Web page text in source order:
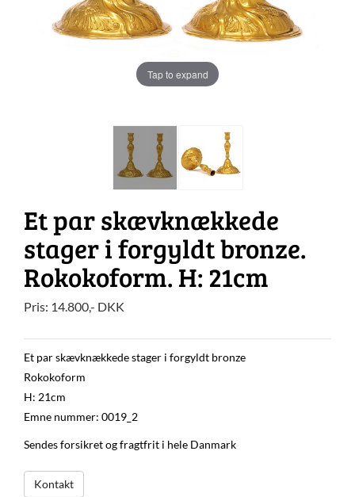
Tap to expand
Et par skævknækkede
stager i forgyldt bronze.
Rokokoform. H: 21cm
Pris: 14.800,- DKK
Et par skævknækkede stager i forgyldt bronze
Rokokoform
H: 21cm
Emne nummer: 0019_2
Sendes forsikret og fragtfrit i hele Danmark
Kontakt